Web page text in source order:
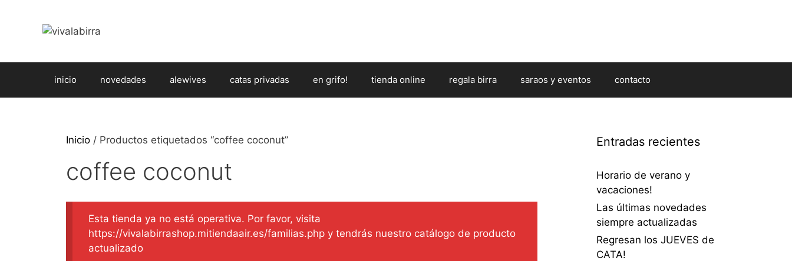
contenido
inicio novedades alewives catas privadas en grifo! tienda online regala birra saraos y eventos contacto
Inicio / Productos etiquetados “coffee coconut”
coffee coconut
Esta tienda ya no está operativa. Por favor, visita
https://vivalabirrashop.mitiendaair.es/familias.php y tendrás nuestro catálogo de producto
actualizado
Entradas recientes
Horario de verano y
vacaciones!
Las últimas novedades
siempre actualizadas
Regresan los JUEVES de
CATA!